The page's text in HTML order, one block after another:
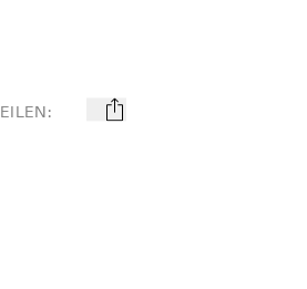
: mail